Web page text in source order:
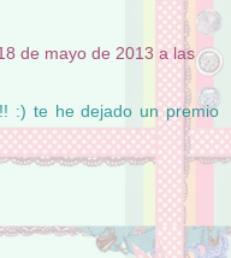
de mayo de 2013 a las
:) te he dejado un premio